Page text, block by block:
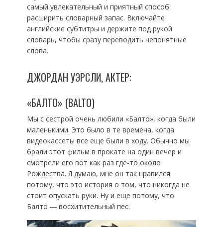
самый увлекательный и приятный способ
расширить словарный запас. Включайте
английские субтитры и держите под рукой
словарь, чтобы сразу переводить непонятные
слова.
ДЖОРДАН УЭРСЛИ, АКТЕР:
«БАЛТО» (BALTO)
Мы с сестрой очень любили «Балто», когда были
маленькими. Это было в те времена, когда
видеокассеты все еще были в ходу. Обычно мы
брали этот фильм в прокате на один вечер и
смотрели его вот как раз где-то около
Рождества. Я думаю, мне он так нравился
потому, что это история о том, что никогда не
стоит опускать руки. Ну и еще потому, что
Балто ― восхитительный пес.